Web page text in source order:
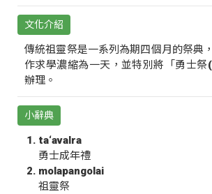
文化介紹
傳統祖靈祭是一系列為期四個月的祭典
作求學濃縮為一天，並特別將「勇士祭
辦理。
小辭典
ta‘avalra
勇士成年禮
molapangolai
祖靈祭